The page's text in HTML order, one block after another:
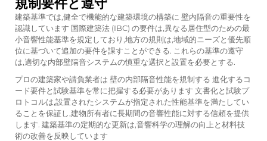
規制要件と遵守
建築基準では,健全で機能的な建築環境の構築に 壁内隔音の重要性を
認識しています 国際建築法 (IBC) の要件は,異なる居住型のための最
小音響性能基準を規定しており,地方の規則は,地域的ニーズと優先順
位に基づいて追加の要件を課すことができる. これらの基準の遵守
は,適切な内部壁隔音システムの慎重な選択と設置を必要とする.
プロの建築家や請負業者は 壁の内部隔音性能を規制する 進化するコ
ード要件と試験基準を常に把握する必要があります 文書化と試験プ
ロトコルは,設置されたシステムが指定された性能基準を満たしてい
ることを保証し,建物所有者に長期間の音響性能に対する信頼を提供
します. 建築基準の定期的な更新は,音響科学の理解の向上と材料技
術の改善を反映しています